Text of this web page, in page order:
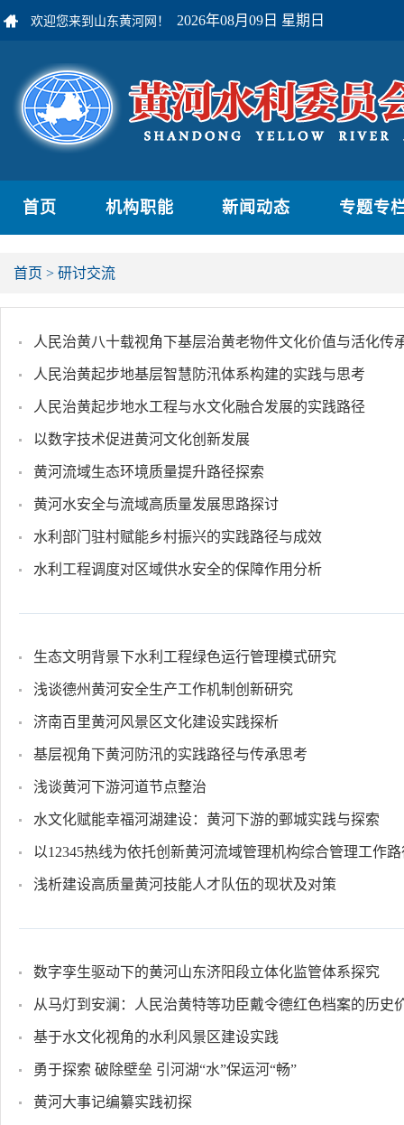
欢迎您来到山东黄河网！ 2026年08月09日 星期日
首页 机构职能 新闻动态 专题专
首页 > 研讨交流
人民治黄八十载视角下基层治黄老物件文化价值与活化传
人民治黄起步地基层智慧防汛体系构建的实践与思考
人民治黄起步地水工程与水文化融合发展的实践路径
以数字技术促进黄河文化创新发展
黄河流域生态环境质量提升路径探索
黄河水安全与流域高质量发展思路探讨
水利部门驻村赋能乡村振兴的实践路径与成效
水利工程调度对区域供水安全的保障作用分析
生态文明背景下水利工程绿色运行管理模式研究
浅谈德州黄河安全生产工作机制创新研究
济南百里黄河风景区文化建设实践探析
基层视角下黄河防汛的实践路径与传承思考
浅谈黄河下游河道节点整治
水文化赋能幸福河湖建设：黄河下游的鄄城实践与探索
以12345热线为依托创新黄河流域管理机构综合管理工作
浅析建设高质量黄河技能人才队伍的现状及对策
数字孪生驱动下的黄河山东济阳段立体化监管体系探究
从马灯到安澜：人民治黄特等功臣戴令德红色档案的历史
基于水文化视角的水利风景区建设实践
勇于探索 破除壁垒 引河湖“水”保运河“畅”
黄河大事记编纂实践初探